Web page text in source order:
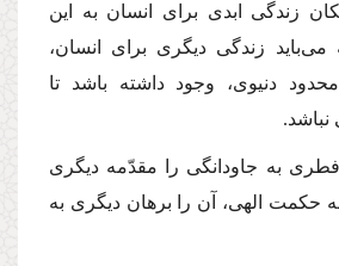
زندگى ابدى براى انسان به این
زندگى دیگرى براى انسان،
دنیوى، وجود داشته باشد تا
به جاودانگى را مقدّمه دیگرى
حكمت الهى، آن را برهان دیگرى به